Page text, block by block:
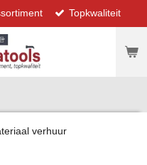
Topkwaliteit
verhuur